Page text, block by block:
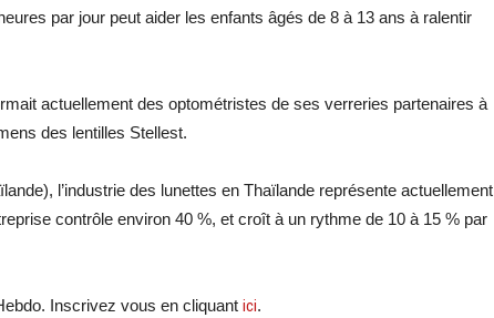
par jour peut aider les enfants âgés de 8 à 13 ans à ralentir
actuellement des optométristes de ses verreries partenaires à
des lentilles Stellest.
l’industrie des lunettes en Thaïlande représente actuellement
contrôle environ 40 %, et croît à un rythme de 10 à 15 % par
Inscrivez vous en cliquant ici.